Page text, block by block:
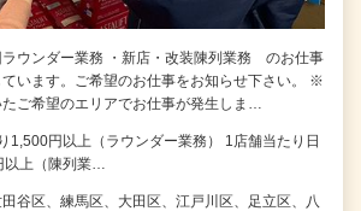
ラウンダー業務 ・新店・改装陳列業務 のお仕事
ています。ご希望のお仕事をお知らせ下さい。 ※
たご希望のエリアでお仕事が発生しま…
1,500円以上（ラウンダー業務） 1店舗当たり日
以上（陳列業…
谷区、練馬区、大田区、江戸川区、足立区、八